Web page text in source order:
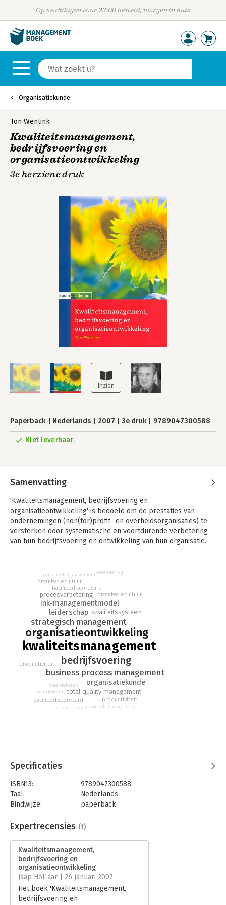
Op werkdagen voor 23:00 besteld, morgen in huis
Organisatiekunde
Ton Wentink
Kwaliteitsmanagement,
bedrijfsvoering en
organisatieontwikkeling
3e herziene druk
Paperback Nederlands 2007 3e druk 9789047300588
Niet leverbaar.
Samenvatting
'Kwaliteitsmanagement, bedrijfsvoering en
organisatieontwikkeling' is bedoeld om de prestaties van
ondernemingen (non(for)profit- en overheidsorganisaties) te
versterken door systematische en voortdurende verbetering
van hun bedrijfsvoering en ontwikkeling van hun organisatie.
Process Management, marketing, informatie- en
personeelsmanagement. De concrete invulling van
kwaliteitsmanagement in modellen, methoden en technieken
wordt bepaald door ontwikkelingen in maatschappij en markt
en door nieuwe opvattingen over organisatie en management.
Dit boek vormt een leidraad voor studenten in de
bedrijfskunde, organisatiekunde, bedrijfseconomie en
commerciële economie. Het geeft helder inzicht in de
ontwikkelingen in kwaliteitsmanagement en de relaties die het
heeft met andere managementgebieden.
'Kwaliteitsmanagement, bedrijfsvoering en
organisatieontwikkeling' is daarnaast een rijke informatiebron
voor managers die de bedrijfsvoering van hun organisaties
willen optimaliseren.
kwaliteitsmanagement
organisatieontwikkeling
bedrijfsvoering
strategisch management
business process management
leiderschap
ink-managementmodel
organisatiekunde
total quality management
kwaliteitssysteem
procesverbetering
balanced scorecard
organisatiecultuur
waardeketen
productiviteit
personeelsmanagement
verandering
balanced scorecard
organisatiecultuur
waardeketen
productiviteit
personeelsmanagementverandering
Specificaties
ISBN13:
9789047300588
Taal:
Nederlands
Bindwijze:
paperback
Uitgever:
Boom
Verschijningsdatum:
Hoofdrubriek: Organisatiekunde
Expertrecensies (1)
Kwaliteitsmanagement,
bedrijfsvoering en
organisatieontwikkeling
Jaap Hollaar | 26 januari 2007
Het boek 'Kwaliteitsmanagement,
bedrijfsvoering en